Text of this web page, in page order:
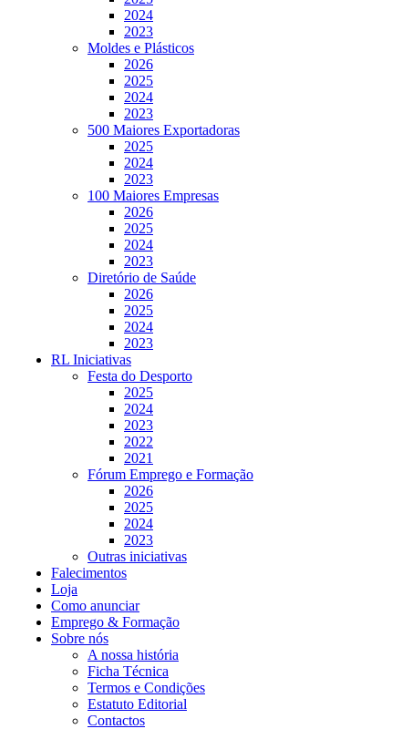
2024
2023
Moldes e Plásticos
2026
2025
2024
2023
500 Maiores Exportadoras
2025
2024
2023
100 Maiores Empresas
2026
2025
2024
2023
Diretório de Saúde
2026
2025
2024
2023
RL Iniciativas
Festa do Desporto
2025
2024
2023
2022
2021
Fórum Emprego e Formação
2026
2025
2024
2023
Outras iniciativas
Falecimentos
Loja
Como anunciar
Emprego & Formação
Sobre nós
A nossa história
Ficha Técnica
Termos e Condições
Estatuto Editorial
Contactos